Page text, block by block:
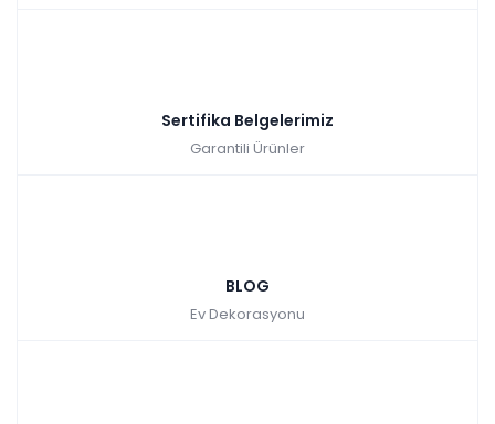
Sertifika Belgelerimiz
Garantili Ürünler
BLOG
Ev Dekorasyonu